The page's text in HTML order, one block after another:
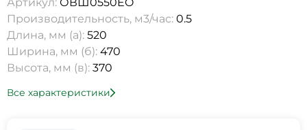
Производительность, м3/час: 0.5
Длина, мм (а): 520
Ширина, мм (б): 470
Высота, мм (в): 370
Все характеристики